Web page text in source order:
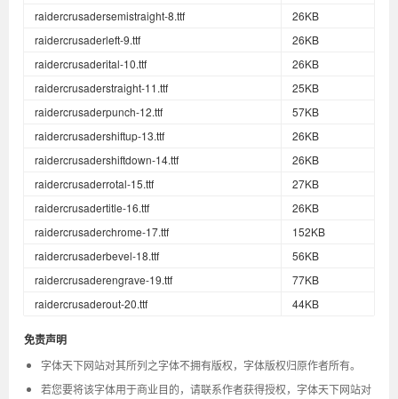
raidercrusadersemistraight-8.ttf
26KB
raidercrusaderleft-9.ttf
26KB
raidercrusaderital-10.ttf
26KB
raidercrusaderstraight-11.ttf
25KB
raidercrusaderpunch-12.ttf
57KB
raidercrusadershiftup-13.ttf
26KB
raidercrusadershiftdown-14.ttf
26KB
raidercrusaderrotal-15.ttf
27KB
raidercrusadertitle-16.ttf
26KB
raidercrusaderchrome-17.ttf
152KB
raidercrusaderbevel-18.ttf
56KB
raidercrusaderengrave-19.ttf
77KB
raidercrusaderout-20.ttf
44KB
免责声明
字体天下网站对其所列之字体不拥有版权，字体版权归原作者所有。
若您要将该字体用于商业目的，请联系作者获得授权，字体天下网站对